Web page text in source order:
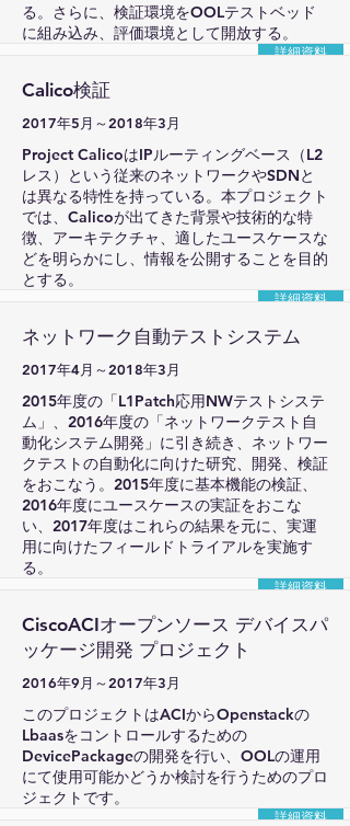
る。さらに、検証環境をOOLテストベッド
に組み込み、評価環境として開放する。
詳細資料
Calico検証
2017年5月～2018年3月
Project CalicoはIPルーティングベース（L2
レス）という従来のネットワークやSDNと
は異なる特性を持っている。本プロジェクト
では、Calicoが出てきた背景や技術的な特
徴、アーキテクチャ、適したユースケースな
どを明らかにし、情報を公開することを目的
とする。
詳細資料
ネットワーク自動テストシステム
2017年4月～2018年3月
2015年度の「L1Patch応用NWテストシステ
ム」、2016年度の「ネットワークテスト自
動化システム開発」に引き続き、ネットワー
クテストの自動化に向けた研究、開発、検証
をおこなう。2015年度に基本機能の検証、
2016年度にユースケースの実証をおこな
い、2017年度はこれらの結果を元に、実運
用に向けたフィールドトライアルを実施す
る。
詳細資料
CiscoACIオープンソース デバイスパ
ッケージ開発 プロジェクト
2016年9月～2017年3月
このプロジェクトはACIからOpenstackの
Lbaasをコントロールするための
DevicePackageの開発を行い、OOLの運用
にて使用可能かどうか検討を行うためのプロ
ジェクトです。
詳細資料